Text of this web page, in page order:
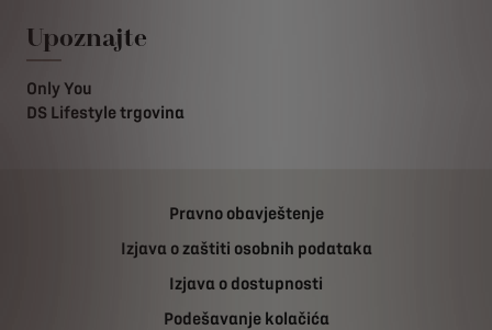
Upoznajte
Only You
DS Lifestyle trgovina
Pravno obavještenje
Izjava o zaštiti osobnih podataka
Izjava o dostupnosti
Podešavanje kolačića